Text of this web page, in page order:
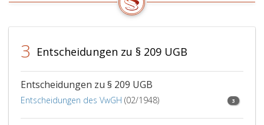
3 Entscheidungen zu § 209 UGB
Entscheidungen zu § 209 UGB
Entscheidungen des VwGH (02/1948) 3